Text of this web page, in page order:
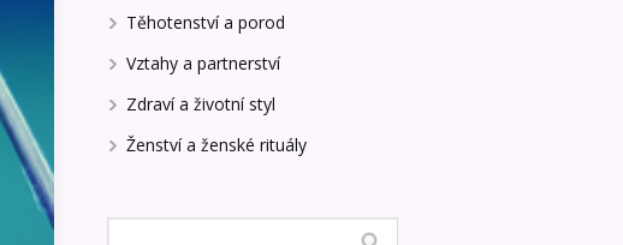
Těhotenství a porod
Vztahy a partnerství
Zdraví a životní styl
Ženství a ženské rituály